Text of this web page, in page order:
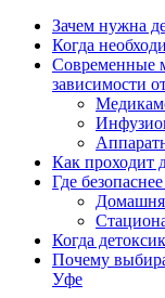
Зачем нужна
Когда
Современные
зависимости
Как проходит
Где
Когда
Почему
Уфе